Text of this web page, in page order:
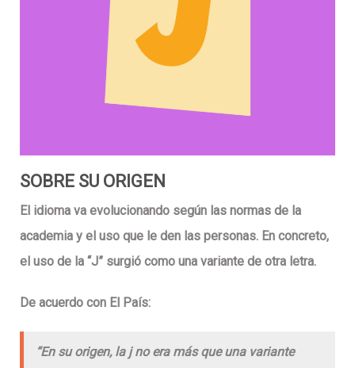
SOBRE SU ORIGEN
El idioma va evolucionando según las normas de la
academia y el uso que le den las personas. En concreto,
el uso de la “J” surgió como una variante de otra letra.
De acuerdo con El País:
“En su origen, la j no era más queuna variante